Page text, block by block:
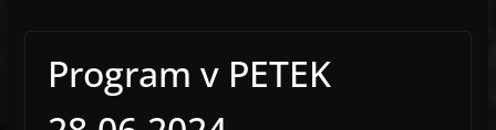
Program v PETEK